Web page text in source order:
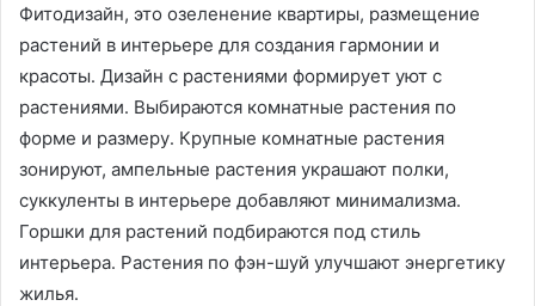
Фитодизайн, это озеленение квартиры, размещение
растений в интерьере для создания гармонии и
красоты․ Дизайн с растениями формирует уют с
растениями․ Выбираются комнатные растения по
форме и размеру․ Крупные комнатные растения
зонируют, ампельные растения украшают полки,
суккуленты в интерьере добавляют минимализма․
Горшки для растений подбираются под стиль
интерьера․ Растения по фэн-шуй улучшают энергетику
жилья․